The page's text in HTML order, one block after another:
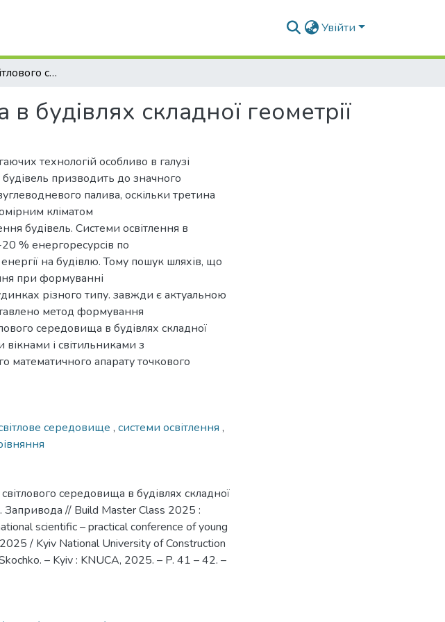
Увійти
Формування світлового середовища в будівлях складної геометрії
будівлях складної геометрії
технологій особливо в галузі
призводить до значного
палива, оскільки третина
кліматом
будівель. Системи освітлення в
% енергоресурсів по
на будівлю. Тому пошук шляхів, що
при формуванні
різного типу. завжди є актуальною
метод формування
середовища в будівлях складної
і світильниками з
математичного апарату точкового
середовище , системи освітлення ,
середовища в будівлях складної
Запривода // Build Master Class 2025 :
scientific – practical conference of young
/ Kyiv National University of Construction
– Kyiv : KNUCA, 2025. – P. 41 – 42. –